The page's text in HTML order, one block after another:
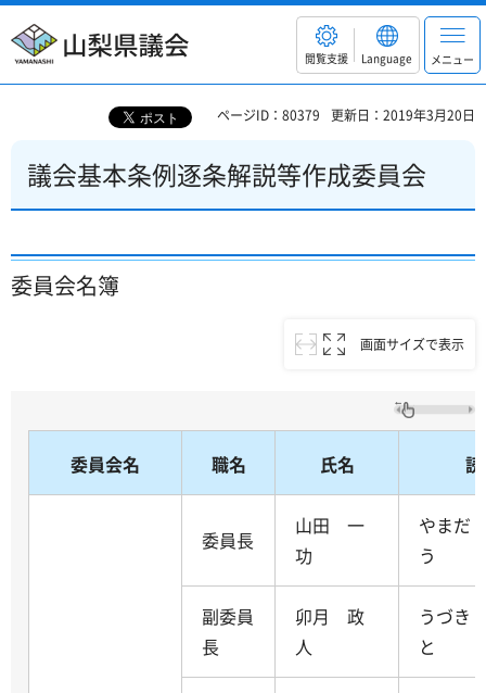
山梨県議会
閲覧支援 Language メニュー
ページID：80379 更新日：2019年3月20日
議会基本条例逐条解説等作成委員会
委員会名簿
画面サイズで表示
委員会名 職名 氏名
委員長
山田 一
功
やまだ
う
副委員
長
卯月 政
人
うづき
と